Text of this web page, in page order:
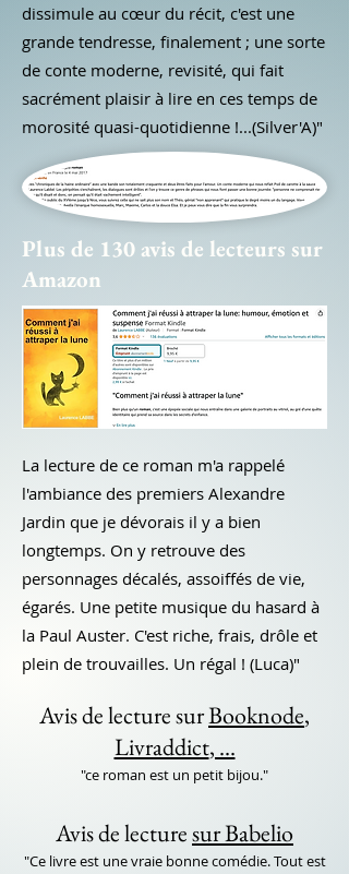
dissimule au cœur du récit, c'est une
grande tendresse, finalement ; une sorte
de conte moderne, revisité, qui fait
sacrément plaisir à lire en ces temps de
morosité quasi-quotidienne !...(Silver'A)"
Plus de 130 avis de lecteurs sur
Amazon
La lecture de ce roman m'a rappelé
l'ambiance des premiers Alexandre
Jardin que je dévorais il y a bien
longtemps. On y retrouve des
personnages décalés, assoiffés de vie,
égarés. Une petite musique du hasard à
la Paul Auster. C'est riche, frais, drôle et
plein de trouvailles. Un régal ! (Luca)"
Avis de lecture surBooknode,
Livraddict, ...
"ce roman est un petit bijou."
Avis de lecturesur Babelio
"Ce livre est une vraie bonne comédie. Tout est